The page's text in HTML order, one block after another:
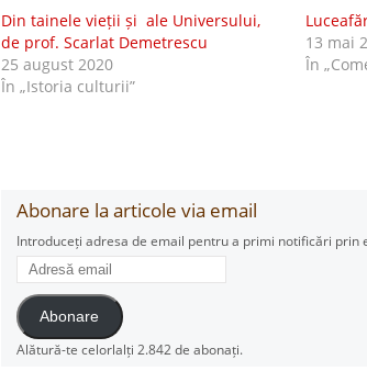
Din tainele vieții și ale Universului,
de prof. Scarlat Demetrescu
25 august 2020
În „Istoria culturii”
13 mai
În
Abonare la articole via email
Introduceți adresa de email pentru a primi notificări prin
Adresă
email
Abonare
Alătură-te celorlalți 2.842 de abonați.